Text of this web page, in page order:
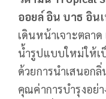
ออยล์ อิน บาธ อิน
เดินหน้าเจาะตลา
น้ำรูปแบบใหม่ให้เ
ด้วยการนำเสนอก
คุณค่าการบำรุงอย่